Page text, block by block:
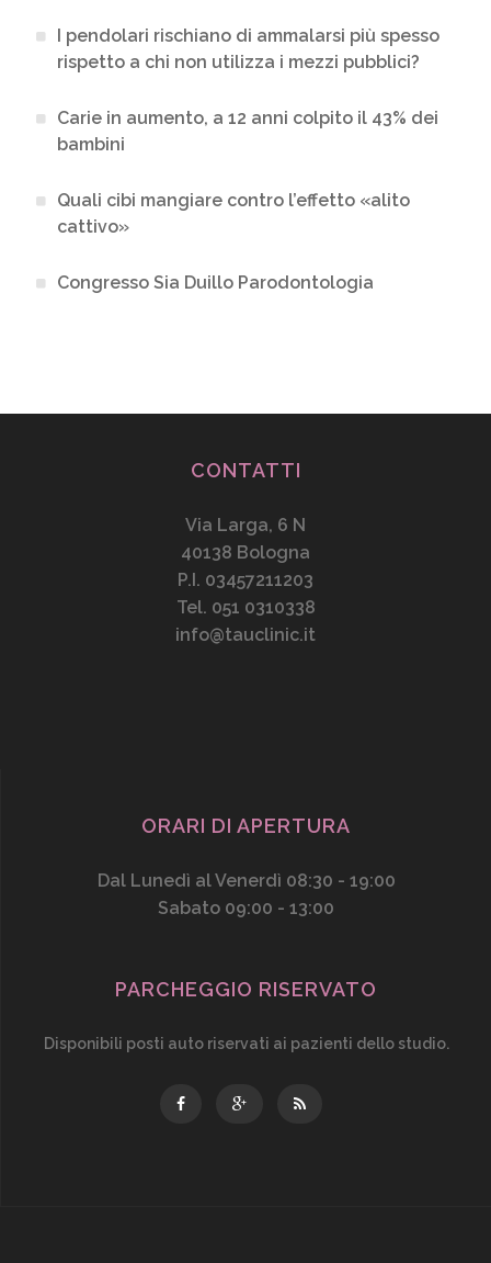
I pendolari rischiano di ammalarsi più spesso
rispetto a chi non utilizza i mezzi pubblici?
Carie in aumento, a 12 anni colpito il 43% dei
bambini
Quali cibi mangiare contro l’effetto «alito
cattivo»
Congresso Sia Duillo Parodontologia
CONTATTI
Via Larga, 6 N
40138 Bologna
P.I. 03457211203
Tel. 051 0310338
info@tauclinic.it
ORARI DI APERTURA
Dal Lunedì al Venerdì 08:30 - 19:00
Sabato 09:00 - 13:00
PARCHEGGIO RISERVATO
Disponibili posti auto riservati ai pazienti dello studio.